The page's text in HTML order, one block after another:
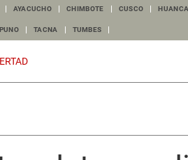
AYACUCHO CHIMBOTE CUSCO
PUNO TACNA TUMBES